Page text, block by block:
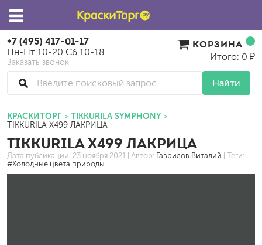
+7 (495) 417-01-17
Пн-Пт 10-20 Сб 10-18
Заказать звонок
Найти
КОРЗИНА
Итого: 0 ₽
КРАСКИТОРГ TIKKURILA SYMPHONY
TIKKURILA X499 ЛАКРИЦА
TIKKURILA X499 ЛАКРИЦА
Дата публикации: 23 ноября 2021 | Автор: Гаврилов Виталий | Теги:
#Холодные цвета природы